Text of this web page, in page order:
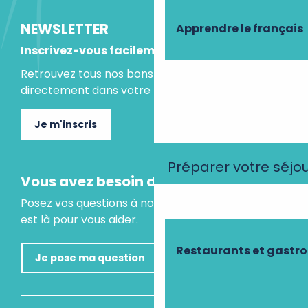
Apprendre le français
Préparer votre
Restaurants et
NEWSLETTER
Inscrivez-vous facilement
Retrouvez tous nos bons plans et idées séjours
directement dans votre boite mail.
Je m'inscris
Vous avez besoin d'un conseil ?
Posez vos questions à notre assistant virtuel, il
est là pour vous aider.
Je pose ma question